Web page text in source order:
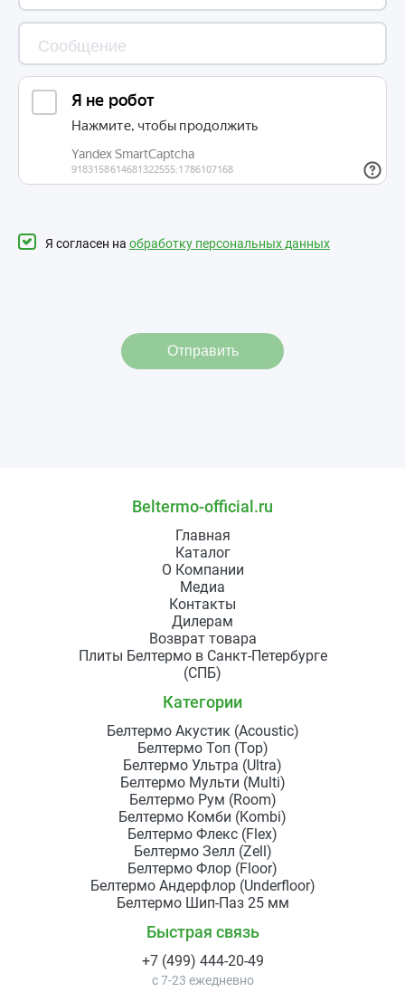
Я согласен на обработку персональных данных
Отправить
Beltermo-official.ru
Главная
Каталог
О Компании
Медиа
Контакты
Дилерам
Возврат товара
Плиты Белтермо в Санкт-Петербурге
(СПБ)
Категории
Белтермо Акустик (Acoustic)
Белтермо Топ (Top)
Белтермо Ультра (Ultra)
Белтермо Мульти (Multi)
Белтермо Рум (Room)
Белтермо Комби (Kombi)
Белтермо Флекс (Flex)
Белтермо Зелл (Zell)
Белтермо Флор (Floor)
Белтермо Андерфлор (Underfloor)
Белтермо Шип-Паз 25 мм
Быстрая связь
+7 (499) 444-20-49
с 7-23 ежедневно